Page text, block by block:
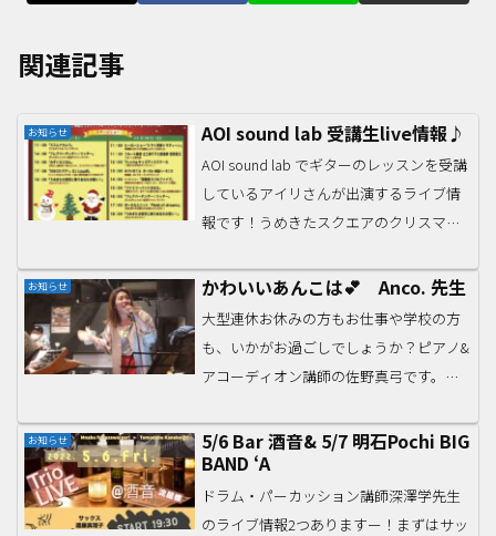
関連記事
お知らせ AOI sound lab 受講生live情報♪
AOI sound lab でギターのレッスンを受講
しているアイリさんが出演するライブ情
報です！うめきたスクエアのクリスマス
ランフロントから、スカイビルへ向かう
通路を抜けた先にあります！12/26（日）
1...
お知らせ かわいいあんこは💕 Anco. 先生
大型連休お休みの方もお仕事や学校の方
も、いかがお過ごしでしょうか？ピアノ&
アコーディオン講師の佐野真弓です。い
てます〜渋滞宣告がすでに出ているので
睡眠時間が増えます…😆バスの運転手さ
ん、、ありがとうござい...
お知らせ
5/6 Bar 酒音& 5/7 明石Pochi BIG
BAND ‘A
ドラム・パーカッション講師深澤学先生
のライブ情報2つありますー！まずはサッ